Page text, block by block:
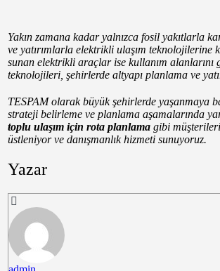
Yakın zamana kadar yalnızca fosil yakıtlarla
ve yatırımlarla elektrikli ulaşım teknolojilerine
sunan elektrikli araçlar ise kullanım alanlarını
teknolojileri, şehirlerde altyapı planlama ve
TESPAM olarak büyük şehirlerde yaşanmaya
strateji belirleme ve planlama aşamalarında
toplu ulaşım için rota planlama gibi
üstleniyor ve danışmanlık hizmeti sunuyoruz.
Yazar